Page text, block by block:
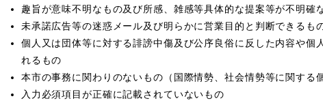
趣旨が意味不明なもの及び所感、雑感等具体的な提案等が不明確
未承諾広告等の迷惑メール及び明らかに営業目的と判断できるも
個人又は団体等に対する誹謗中傷及び公序良俗に反した内容や個
れるもの
本市の事務に関わりのないもの（国際情勢、社会情勢等に関する
入力必須項目が正確に記載されていないもの